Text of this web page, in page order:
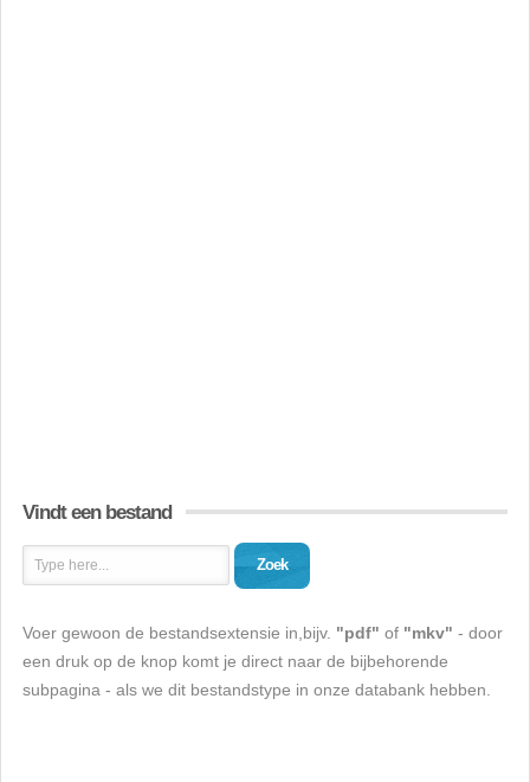
Vindt een bestand
Zoek
Voer gewoon de bestandsextensie in,bijv. "pdf" of "mkv" - door
een druk op de knop komt je direct naar de bijbehorende
subpagina - als we dit bestandstype in onze databank hebben.